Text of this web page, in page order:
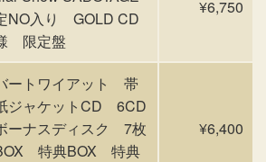
NO入り GOLD CD
限定盤
¥6,750
ートワイアット 帯
ジャケットCD 6CD
ーナスディスク 7枚
特典BOX 特典
¥6,400